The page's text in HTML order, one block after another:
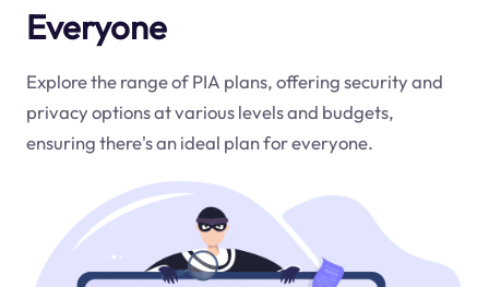
Everyone
Explore the range of PIA plans, offering security and
privacy options at various levels and budgets,
ensuring there's an ideal plan for everyone.